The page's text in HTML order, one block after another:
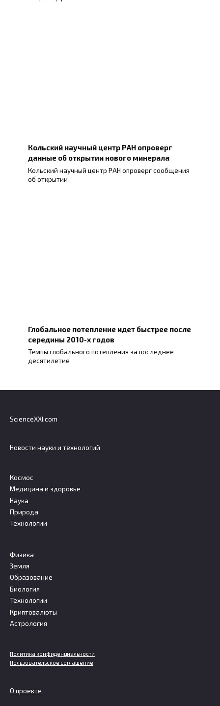
Кольский научный центр РАН опроверг
данные об открытии нового минерала
Кольский научный центр РАН опроверг сообщения
об открытии
Глобальное потепление идет быстрее после
середины 2010-х годов
Темпы глобального потепления за последнее
десятилетие
ScienceXXI.com
Новости науки и технологий
Космос
Медицина и здоровье
Наука
Природа
Технологии
Физика
Земля
Образование
Биология
Технологии
Криптовалюты
Астрология
Политика конфиденциальности
Пользовательское соглашение
О проекте